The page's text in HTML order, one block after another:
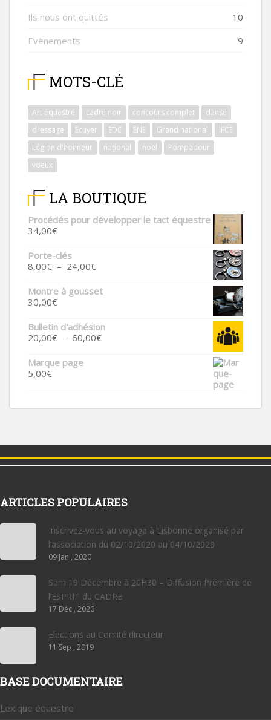
Ils nous ont quittés
10
Evènements
9
MOTS-CLÉ
Art équestre cadre noir concours complet
danse
dressage
Ecuyer EDC ENE Grand national
IFCE
Légion d'honneur
national noël
Pompadour
voeux
LA BOUTIQUE
Procédés pour développer le tact équestre
34,00€
Porte-clés
8,00€ – 24,00€Plage
prix :
8,00€
Montre à gousset
30,00€
Bulletin d'adhésion
20,00€ – 60,00€Plage
Marque page
5,00€
ARTICLES POPULAIRES
Inscrivez-vous au voyage à Lisbonne organisé par
l’association du 02/10/2020 au 04/10/2020
09 Jan , 2020
Sam 19 Décembre à 20H30 – Diffusion Première de
l’ESPRIT du CADRE
17 Déc , 2020
Elections au Comité directeur
11 Sep , 2019
BASE DOCUMENTAIRE
Lexique équestre